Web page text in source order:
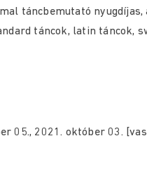
táncbemutató nyugdíjas,
táncok, latin táncok,
05., 2021. október 03.